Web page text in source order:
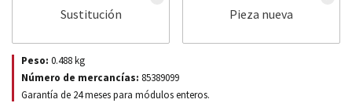
Sustitución Pieza nueva
Peso: 0.488kg
Número de mercancías: 85389099
Garantía de 24 meses para módulos enteros.